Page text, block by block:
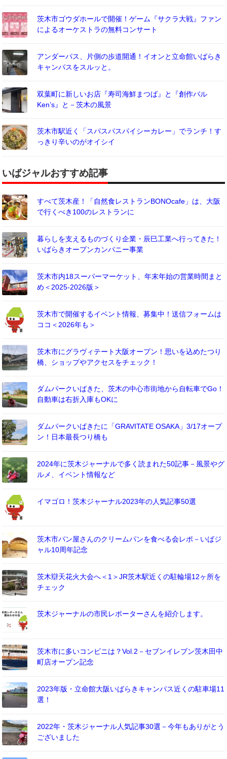
茨木市ゴウダホールで開催！ゲーム『サクラ大戦』ファン
によるオーケストラの無料コンサート
アンダーパス、片側の歩道開通！イオンと立命館いばらき
キャンパスをスルッと。
双葉町に新しいお店『寿司海鮮まつば』と『創作バル
Ken’s』と－茨木の風景
茨木市駅近く「スパスパスパイシーカレー」でランチ！す
っきり辛いのがオイシイ
いばジャルおすすめ記事
すべて茨木産！「自然食レストランBONOcafe」は、大阪
で行くべき100のレストランに
暮らしを支えるものづくり企業・辰巳工業へ行ってきた！
いばらきオープンカンパニー事業
茨木市内18スーパーマーケット、年末年始の営業時間まと
め＜2025-2026版＞
茨木市で開催するイベント情報、募集中！送信フォームは
ココ＜2026年も＞
茨木市にグラヴィテート大阪オープン！思いを込めたつり
橋、ショップやアクセスをチェック！
ダムパークいばきた、茨木の中心市街地から自転車でGo！
自動車は右折入庫もOKに
ダムパークいばきたに「GRAVITATE OSAKA」3/17オープ
ン！日本最長つり橋も
2024年に茨木ジャーナルで多く読まれた50記事－風景やグ
ルメ、イベント情報など
イマゴロ！茨木ジャーナル2023年の人気記事50選
茨木市パン屋さんのクリームパンを食べる会レポ－いばジ
ャル10周年記念
茨木辯天花火大会へ＜1＞JR茨木駅近くの駐輪場12ヶ所を
チェック
茨木ジャーナルの市民レポーターさんを紹介します。
茨木市に多いコンビニは？Vol.2－セブンイレブン茨木田中
町店オープン記念
2023年版・立命館大阪いばらきキャンパス近くの駐車場11
選！
2022年・茨木ジャーナル人気記事30選－今年もありがとう
ございました